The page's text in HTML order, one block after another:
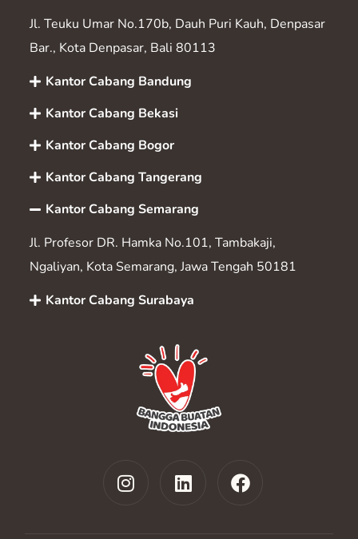
Jl. Teuku Umar No.170b, Dauh Puri Kauh, Denpasar
Bar., Kota Denpasar, Bali 80113
Kantor Cabang Bandung
Kantor Cabang Bekasi
Kantor Cabang Bogor
Kantor Cabang Tangerang
Kantor Cabang Semarang
Jl. Profesor DR. Hamka No.101, Tambakaji,
Ngaliyan, Kota Semarang, Jawa Tengah 50181
Kantor Cabang Surabaya